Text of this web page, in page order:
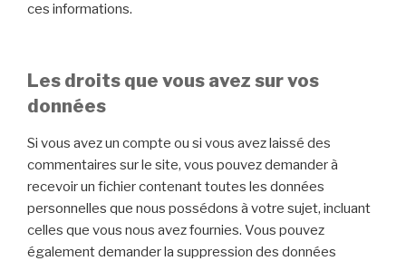
ces informations.
Les droits que vous avez sur vos
données
Si vous avez un compte ou si vous avez laissé des
commentaires sur le site, vous pouvez demander à
recevoir un fichier contenant toutes les données
personnelles que nous possédons à votre sujet, incluant
celles que vous nous avez fournies. Vous pouvez
également demander la suppression des données